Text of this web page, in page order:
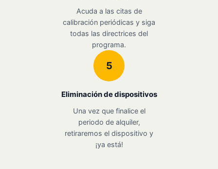
Acuda a las citas de
calibración periódicas y siga
todas las directrices del
programa.
5
Eliminación de dispositivos
Una vez que finalice el
periodo de alquiler,
retiraremos el dispositivo y
¡ya está!